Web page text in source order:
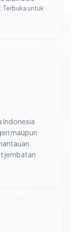
Terbuka untuk
Indonesia
maupun
jembatan